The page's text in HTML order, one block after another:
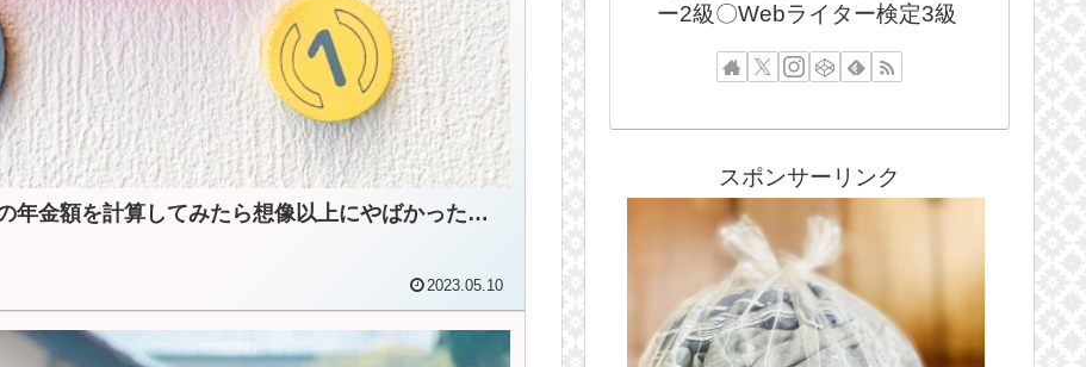
年金額を計算してみたら想像以上にやばかった…
2023.05.10
ー2級〇Webライター検定3級
スポンサーリンク